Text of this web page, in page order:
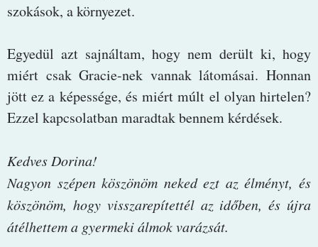
szokások, a környezet.
Egyedül azt sajnáltam, hogy nem derült ki, hogy
miért csak Gracie-nek vannak látomásai. Honnan
jött ez a képessége, és miért múlt el olyan hirtelen?
Ezzel kapcsolatban maradtak bennem kérdések.
Kedves Dorina!
Nagyon szépen köszönöm neked ezt az élményt, és
köszönöm, hogy visszarepítettél az időben, és újra
átélhettem a gyermeki álmok varázsát.